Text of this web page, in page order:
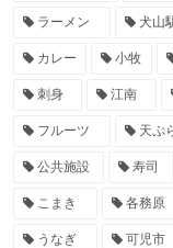
ラーメン 犬山
カレー 小牧
刺身 江南
フルーツ 天ぷ
公共施設 寿司
こまき 各務原
うなぎ 可児市